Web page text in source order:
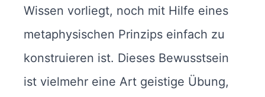
Wissen vorliegt, noch mit Hilfe eines
metaphysischen Prinzips einfach zu
konstruieren ist. Dieses Bewusstsein
ist vielmehr eine Art geistige Übung,